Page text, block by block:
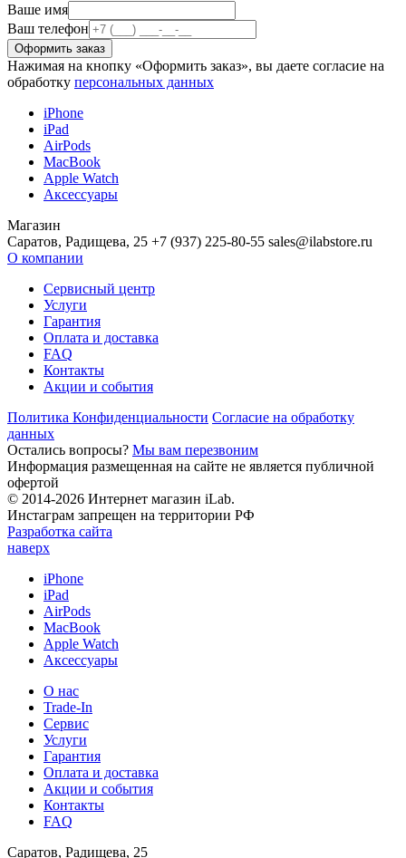
Ваше имя
Ваш телефон
Нажимая на кнопку «Оформить заказ», вы даете согласие на
обработку персональных данных
iPhone
iPad
AirPods
MacBook
Apple Watch
Аксессуары
Магазин
Саратов, Радищева, 25 +7 (937) 225-80-55 sales@ilabstore.ru
О компании
Сервисный центр
Услуги
Гарантия
Оплата и доставка
FAQ
Контакты
Акции и события
Политика Конфиденциальности Согласие на обработку
данных
Остались вопросы? Мы вам перезвоним
Информация размещенная на сайте не является публичной
офертой
© 2014-2026 Интернет магазин iLab.
Инстаграм запрещен на территории РФ
Разработка сайта
наверх
iPhone
iPad
AirPods
MacBook
Apple Watch
Аксессуары
О нас
Trade-In
Сервис
Услуги
Гарантия
Оплата и доставка
Акции и события
Контакты
FAQ
Саратов, Радищева, 25